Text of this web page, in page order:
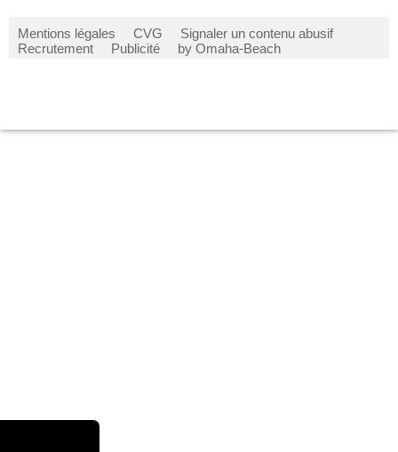
Mentions légales CVG
Signaler un contenu abusif
Recrutement
Publicité by Omaha-Beach